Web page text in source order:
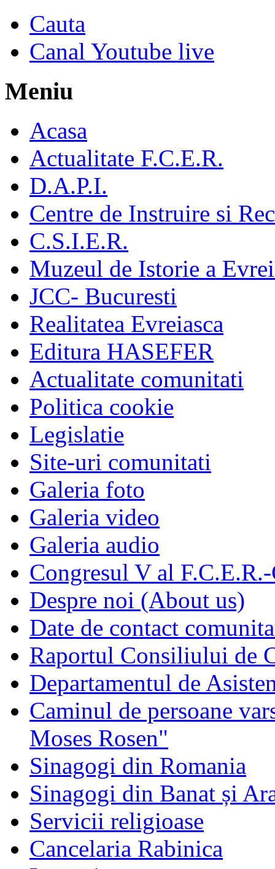
Cauta
Canal Youtube live
Meniu
Acasa
Actualitate F.C.E.R.
D.A.P.I.
Centre de Instruire si
C.S.I.E.R.
Muzeul de Istorie a
JCC- Bucuresti
Realitatea Evreiasca
Editura HASEFER
Actualitate comunitati
Politica cookie
Legislatie
Site-uri comunitati
Galeria foto
Galeria video
Galeria audio
Congresul V al
Despre noi (About us)
Date de contact
Raportul Consiliului de
Departamentul de
Caminul de persoane
Moses Rosen"
Sinagogi din Romania
Sinagogi din Banat și
Servicii religioase
Cancelaria Rabinica